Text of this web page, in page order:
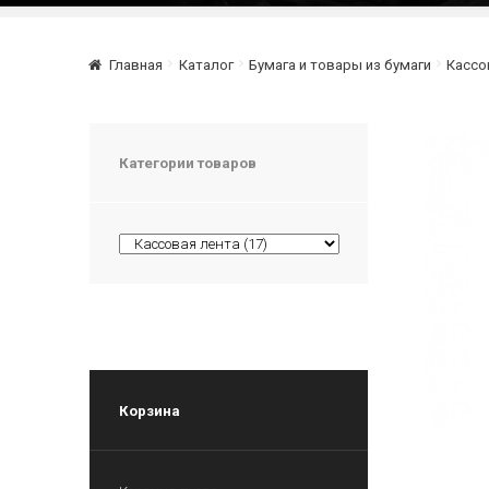
Главная Каталог Бумага и товары из бумаги
Категории товаров
Корзина